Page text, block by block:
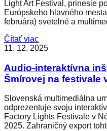
Light Art Festival, prinesie
Európskeho hlavného
februára) svetelné a
Čítať viac
11. 12. 2025
Audio-interaktívna
Šmírovej na festivale
Slovenská multimediálna
odprezentuje svoju
Factory Lights Festivale v
2025. Zahraničný export